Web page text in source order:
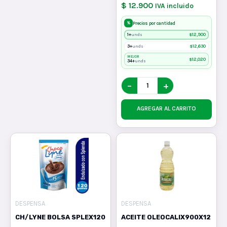
$ 12.900 IVA incluido
% Precios por cantidad
1+unds $12,900
3+unds $12,630
MEJOR
34+unds $12,020
− +
AGREGAR AL CARRITO
DESPENSA
CH/LYNE BOLSA SPLEX120
DESPENSA
ACEITE OLEOCALIX900X12